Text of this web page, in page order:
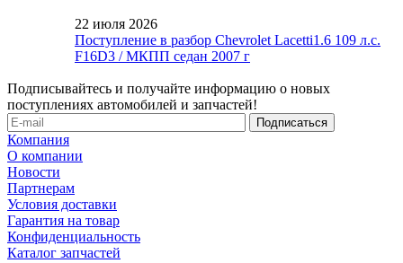
22 июля 2026
Поступление в разбор Chevrolet Lacetti1.6 109 л.с.
F16D3 / МКПП седан 2007 г
Подписывайтесь и получайте информацию о новых
поступлениях автомобилей и запчастей!
Компания
О компании
Новости
Партнерам
Условия доставки
Гарантия на товар
Конфиденциальность
Каталог запчастей